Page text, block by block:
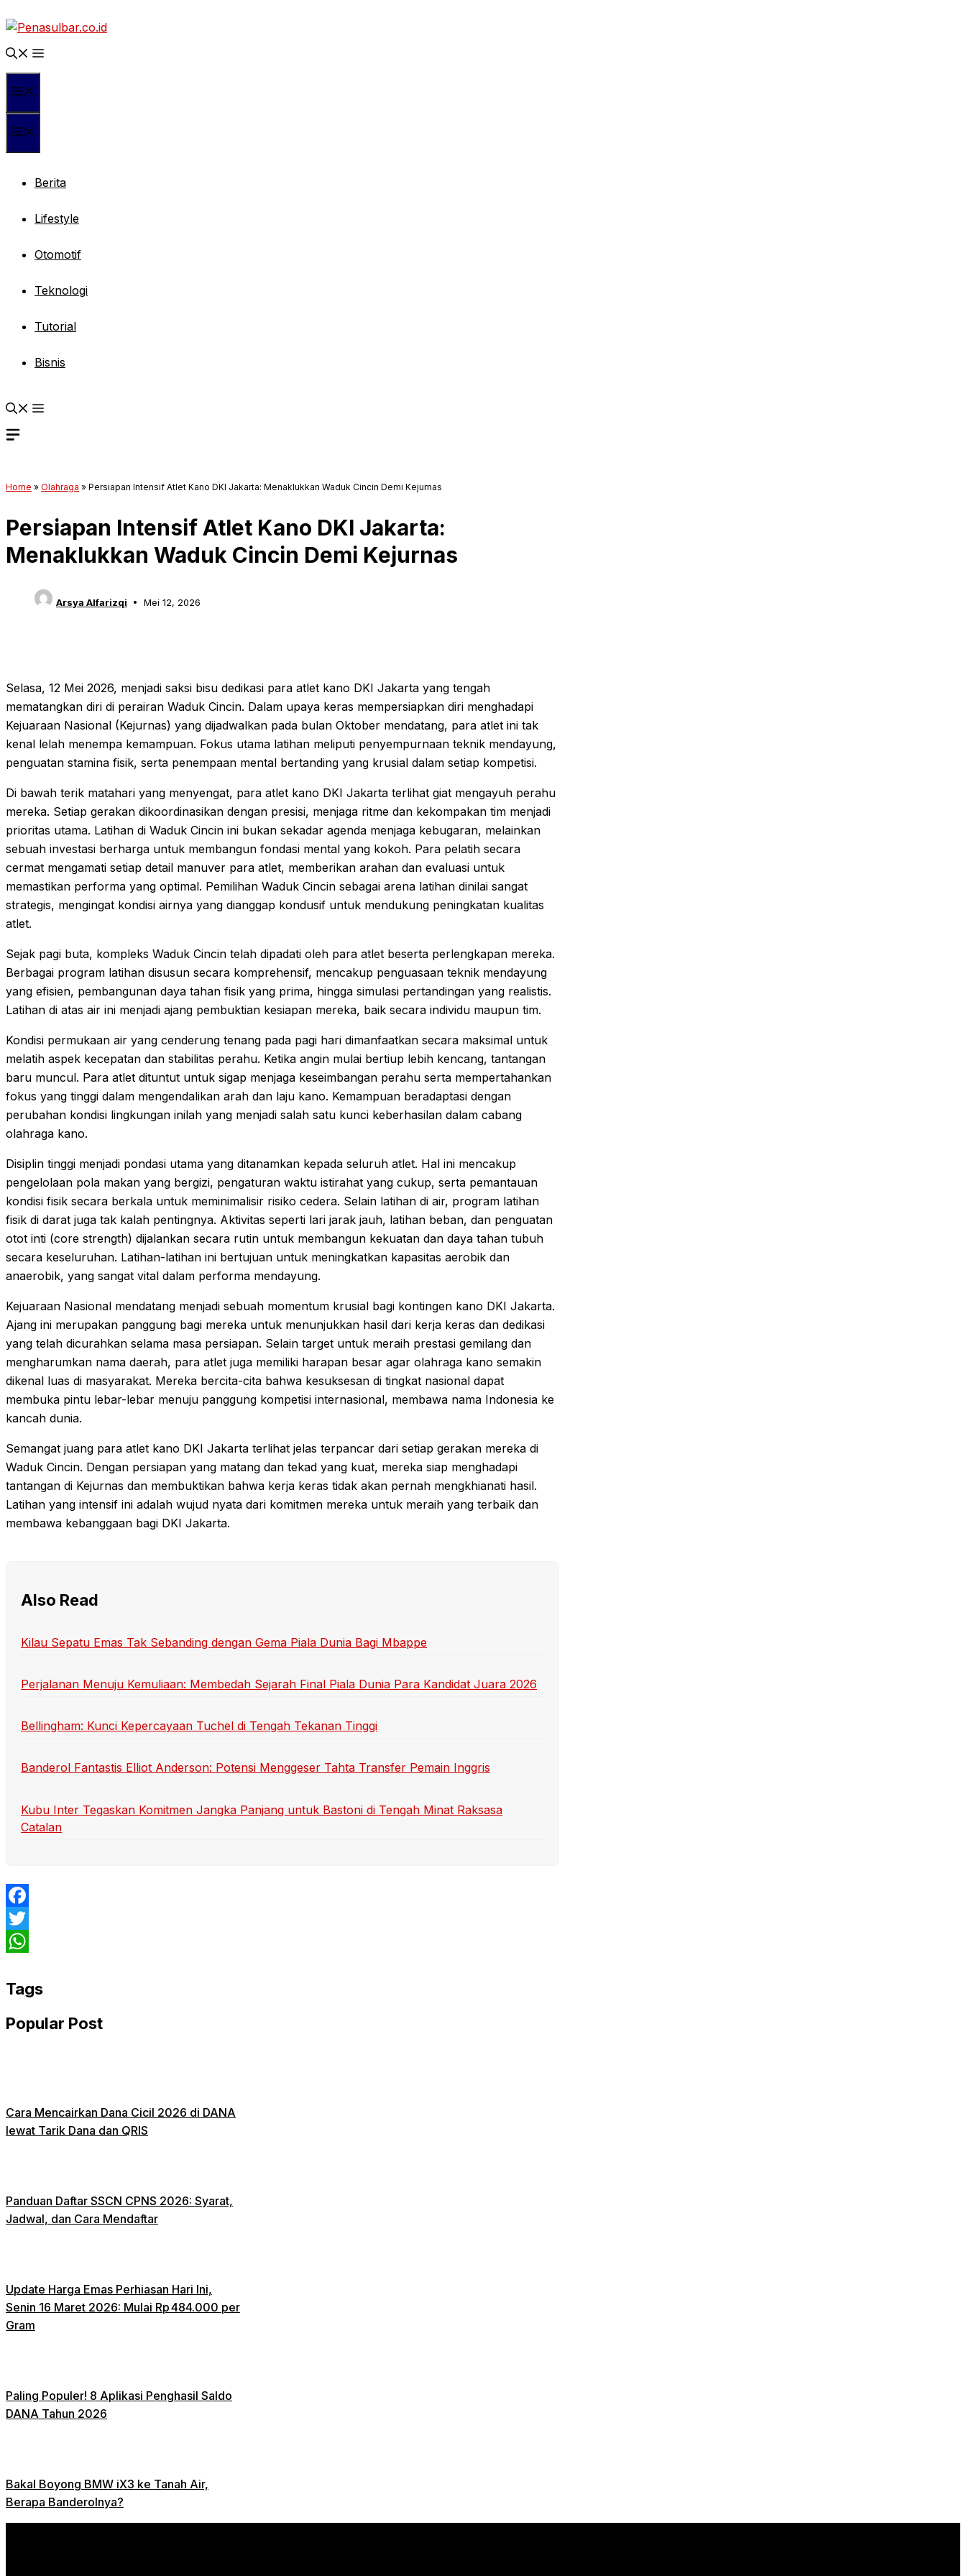
ke
isi
Berita
Lifestyle
Otomotif
Teknologi
Tutorial
Bisnis
Home » Olahraga » Persiapan Intensif Atlet Kano DKI Jakarta: Menaklukkan Waduk Cincin Demi Kejurnas
Persiapan Intensif Atlet Kano DKI Jakarta:
Menaklukkan Waduk Cincin Demi Kejurnas
Arsya Alfarizqi Mei 12, 2026
Selasa, 12 Mei 2026, menjadi saksi bisu dedikasi para atlet kano DKI Jakarta yang tengah
mematangkan diri di perairan Waduk Cincin. Dalam upaya keras mempersiapkan diri menghadapi
Kejuaraan Nasional (Kejurnas) yang dijadwalkan pada bulan Oktober mendatang, para atlet ini tak
kenal lelah menempa kemampuan. Fokus utama latihan meliputi penyempurnaan teknik mendayung,
penguatan stamina fisik, serta penempaan mental bertanding yang krusial dalam setiap kompetisi.
Di bawah terik matahari yang menyengat, para atlet kano DKI Jakarta terlihat giat mengayuh perahu
mereka. Setiap gerakan dikoordinasikan dengan presisi, menjaga ritme dan kekompakan tim menjadi
prioritas utama. Latihan di Waduk Cincin ini bukan sekadar agenda menjaga kebugaran, melainkan
sebuah investasi berharga untuk membangun fondasi mental yang kokoh. Para pelatih secara
cermat mengamati setiap detail manuver para atlet, memberikan arahan dan evaluasi untuk
memastikan performa yang optimal. Pemilihan Waduk Cincin sebagai arena latihan dinilai sangat
strategis, mengingat kondisi airnya yang dianggap kondusif untuk mendukung peningkatan kualitas
atlet.
Sejak pagi buta, kompleks Waduk Cincin telah dipadati oleh para atlet beserta perlengkapan mereka.
Berbagai program latihan disusun secara komprehensif, mencakup penguasaan teknik mendayung
yang efisien, pembangunan daya tahan fisik yang prima, hingga simulasi pertandingan yang realistis.
Latihan di atas air ini menjadi ajang pembuktian kesiapan mereka, baik secara individu maupun tim.
Kondisi permukaan air yang cenderung tenang pada pagi hari dimanfaatkan secara maksimal untuk
melatih aspek kecepatan dan stabilitas perahu. Ketika angin mulai bertiup lebih kencang, tantangan
baru muncul. Para atlet dituntut untuk sigap menjaga keseimbangan perahu serta mempertahankan
fokus yang tinggi dalam mengendalikan arah dan laju kano. Kemampuan beradaptasi dengan
perubahan kondisi lingkungan inilah yang menjadi salah satu kunci keberhasilan dalam cabang
olahraga kano.
Disiplin tinggi menjadi pondasi utama yang ditanamkan kepada seluruh atlet. Hal ini mencakup
pengelolaan pola makan yang bergizi, pengaturan waktu istirahat yang cukup, serta pemantauan
kondisi fisik secara berkala untuk meminimalisir risiko cedera. Selain latihan di air, program latihan
fisik di darat juga tak kalah pentingnya. Aktivitas seperti lari jarak jauh, latihan beban, dan penguatan
otot inti (core strength) dijalankan secara rutin untuk membangun kekuatan dan daya tahan tubuh
secara keseluruhan. Latihan-latihan ini bertujuan untuk meningkatkan kapasitas aerobik dan
anaerobik, yang sangat vital dalam performa mendayung.
Kejuaraan Nasional mendatang menjadi sebuah momentum krusial bagi kontingen kano DKI Jakarta.
Ajang ini merupakan panggung bagi mereka untuk menunjukkan hasil dari kerja keras dan dedikasi
yang telah dicurahkan selama masa persiapan. Selain target untuk meraih prestasi gemilang dan
mengharumkan nama daerah, para atlet juga memiliki harapan besar agar olahraga kano semakin
dikenal luas di masyarakat. Mereka bercita-cita bahwa kesuksesan di tingkat nasional dapat
membuka pintu lebar-lebar menuju panggung kompetisi internasional, membawa nama Indonesia ke
kancah dunia.
Semangat juang para atlet kano DKI Jakarta terlihat jelas terpancar dari setiap gerakan mereka di
Waduk Cincin. Dengan persiapan yang matang dan tekad yang kuat, mereka siap menghadapi
tantangan di Kejurnas dan membuktikan bahwa kerja keras tidak akan pernah mengkhianati hasil.
Latihan yang intensif ini adalah wujud nyata dari komitmen mereka untuk meraih yang terbaik dan
membawa kebanggaan bagi DKI Jakarta.
Also Read
Kilau Sepatu Emas Tak Sebanding dengan Gema Piala Dunia Bagi Mbappe
Perjalanan Menuju Kemuliaan: Membedah Sejarah Final Piala Dunia Para Kandidat Juara 2026
Bellingham: Kunci Kepercayaan Tuchel di Tengah Tekanan Tinggi
Banderol Fantastis Elliot Anderson: Potensi Menggeser Tahta Transfer Pemain Inggris
Kubu Inter Tegaskan Komitmen Jangka Panjang untuk Bastoni di Tengah Minat Raksasa
Catalan
Facebook
Twitter
Tags
Popular Post
Cara Mencairkan Dana Cicil 2026 di DANA
lewat Tarik Dana dan QRIS
Panduan Daftar SSCN CPNS 2026: Syarat,
Jadwal, dan Cara Mendaftar
Update Harga Emas Perhiasan Hari Ini,
Senin 16 Maret 2026: Mulai Rp 484.000 per
Gram
Paling Populer! 8 Aplikasi Penghasil Saldo
DANA Tahun 2026
Bakal Boyong BMW iX3 ke Tanah Air,
Berapa Banderolnya?